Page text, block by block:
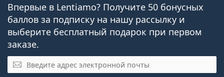
Впервые в Lentiamo? Получите 50 бонусных
баллов за подписку на нашу рассылку и
выберите бесплатный подарок при первом
заказе.
Эл. почта